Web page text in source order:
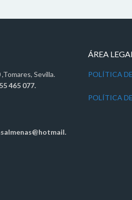
Sevilla.
465 077.
ÁREA
POLÍTICA
POLÍTICA